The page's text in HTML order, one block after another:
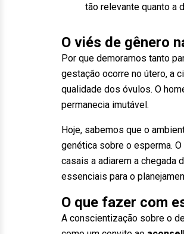
tão relevante quanto a
O viés de gênero
Por que demoramos tanto
gestação ocorre no útero, a
qualidade dos óvulos. O
permanecia imutável.
Hoje, sabemos que o
genética sobre o esperma.
casais a adiarem a chegada
essenciais para o
O que fazer com
A conscientização sobre o